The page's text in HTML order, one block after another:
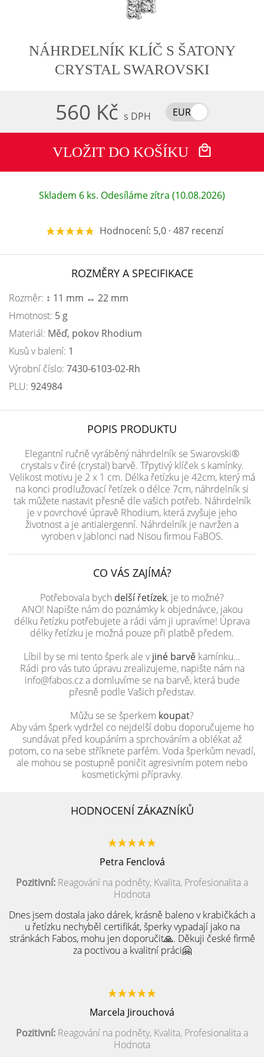
NÁHRDELNÍK KLÍČ S ŠATONY
CRYSTAL SWAROVSKI
560 Kč s DPH EUR
VLOŽIT DO KOŠÍKU
Skladem 6 ks. Odesíláme zítra (10.08.2026)
Hodnocení: 5,0 · 487 recenzí
ROZMĚRY A SPECIFIKACE
Rozměr: ↕ 11 mm ↔ 22 mm
Hmotnost: 5 g
Materiál: Měď, pokov Rhodium
Kusů v balení: 1
Výrobní číslo: 7430-6103-02-Rh
PLU: 924984
POPIS PRODUKTU
Elegantní ručně vyráběný náhrdelník se Swarovski®
crystals v čiré (crystal) barvě. Třpytivý klíček s kamínky.
Velikost motivu je 2 x 1 cm. Délka řetízku je 42cm, který má
na konci prodlužovací řetízek o délce 7cm, náhrdelník si
tak můžete nastavit přesně dle vašich potřeb. Náhrdelník
je v povrchové úpravě Rhodium, která zvyšuje jeho
životnost a je antialergenní. Náhrdelník je navržen a
vyroben v Jablonci nad Nisou firmou FaBOS.
CO VÁS ZAJÍMÁ?
Potřebovala bych delší řetízek, je to možné?
ANO! Napište nám do poznámky k objednávce, jakou
délku řetízku potřebujete a rádi vám ji upravíme! Úprava
délky řetízku je možná pouze při platbě předem.
Líbil by se mi tento šperk ale vjiné barvě kamínku...
Rádi pro vás tuto úpravu zrealizujeme, napište nám na
info@fabos.cz a domluvíme se na barvě, která bude
přesně podle Vašich představ.
Můžu se se šperkem koupat?
Aby vám šperk vydržel co nejdelší dobu doporučujeme ho
sundávat před koupáním a sprchováním a oblékat až
potom, co na sebe stříknete parfém. Voda šperkům nevadí,
ale mohou se postupně poničit agresivním potem nebo
kosmetickými přípravky.
HODNOCENÍ ZÁKAZNÍKŮ
Petra Fenclová
Pozitivní: Reagování na podněty, Kvalita, Profesionalita a
Hodnota
Dnes jsem dostala jako dárek, krásně baleno v krabičkách a
u řetízku nechyběl certifikát, šperky vypadají jako na
stránkách Fabos, mohu jen doporučit🙏. Děkuji české firmě
za poctivou a kvalitní práci🤗
Marcela Jirouchová
Pozitivní: Reagování na podněty, Kvalita, Profesionalita a
Hodnota